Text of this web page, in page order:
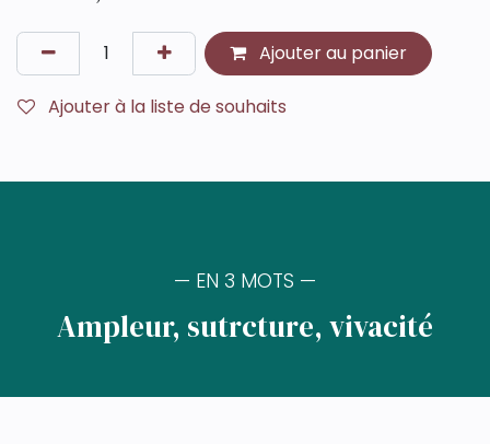
Ajouter au panier
Ajouter à la liste de souhaits
— EN 3 MOTS —
Ampleur, sutrcture, vivacité